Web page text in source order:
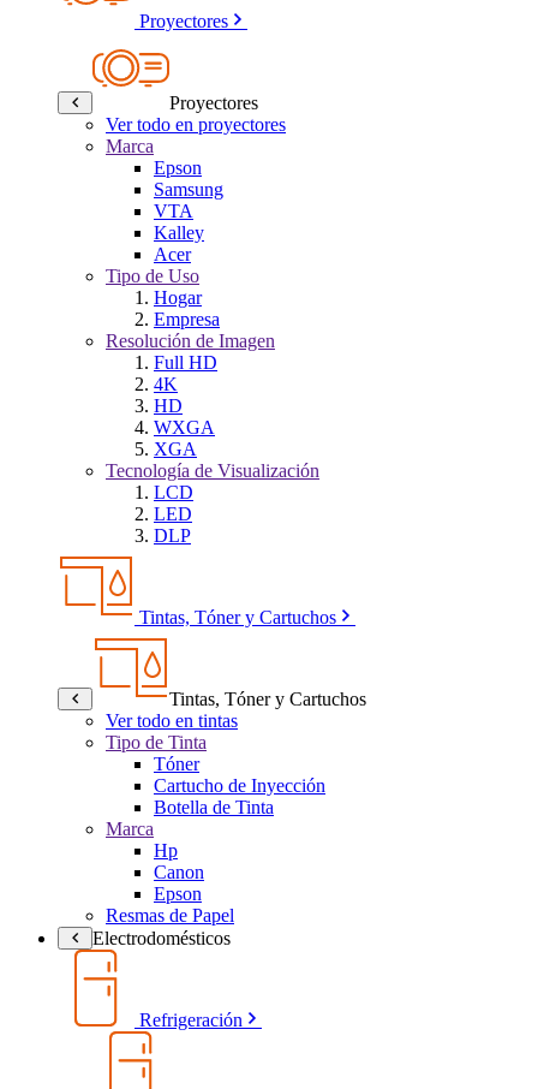
Proyectores
Proyectores
Ver todo en proyectores
Marca
Epson
Samsung
VTA
Kalley
Acer
Tipo de Uso
Hogar
Empresa
Resolución de Imagen
Full HD
4K
HD
WXGA
XGA
Tecnología de Visualización
LCD
LED
DLP
Tintas, Tóner y Cartuchos
Tintas, Tóner y Cartuchos
Ver todo en tintas
Tipo de Tinta
Tóner
Cartucho de Inyección
Botella de Tinta
Marca
Hp
Canon
Epson
Resmas de Papel
Electrodomésticos
Refrigeración